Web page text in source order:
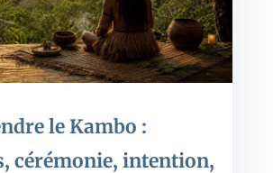
le Kambo :
cérémonie, intention,